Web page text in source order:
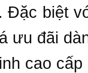
Đặc biệt
ưu đãi
cao cấp